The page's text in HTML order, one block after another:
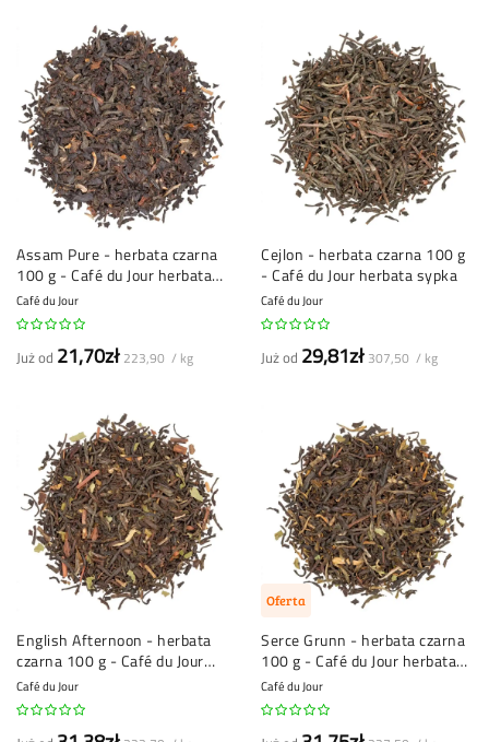
Assam Pure - herbata czarna
100 g - Café du Jour herbata
sypka
Café du Jour
Już od 21,70zł 223,90 / kg
Cejlon - herbata czarna 100 g
- Café du Jour herbata sypka
Café du Jour
Już od 29,81zł 307,50 / kg
English Afternoon - herbata
czarna 100 g - Café du Jour
herbata sypka
Café du Jour
Oferta
Serce Grunn - herbata czarna
100 g - Café du Jour herbata
sypana
Café du Jour